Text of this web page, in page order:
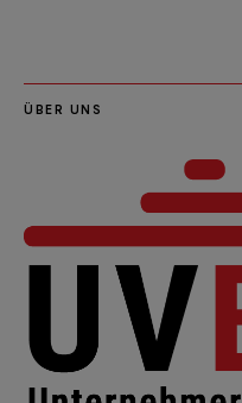
ÜBER UNS